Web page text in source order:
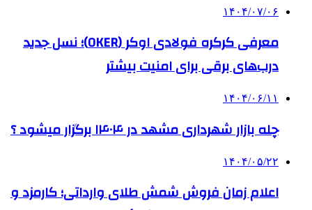
۱۴۰۴/۰۷/۰۶
معرفی کرکره فولادی اوکر (OKER)؛ نسل جدید
درب‌های برقی برای امنیت بیشتر
۱۴۰۴/۰۶/۱۱
چله بازار شهرداری مشهد در ۱۴۰۴ برگزار میشود ؟
۱۴۰۴/۰۵/۲۲
اعلام زمان فروش شمش طلای وارداتی؛ کارمزد و